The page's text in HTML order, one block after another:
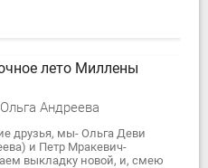
лето Миллены
Андреева
друзья, мы- Ольга Деви
и Петр Мракевич-
выкладку новой, и, смею